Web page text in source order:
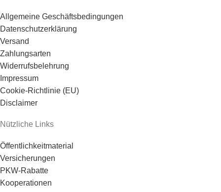
Allgemeine Geschäftsbedingungen
Datenschutzerklärung
Versand
Zahlungsarten
Widerrufsbelehrung
Impressum
Cookie-Richtlinie (EU)
Disclaimer
Nützliche Links
Öffentlichkeitmaterial
Versicherungen
PKW-Rabatte
Kooperationen